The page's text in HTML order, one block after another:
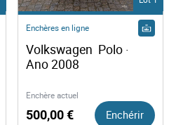
Enchères en ligne
Volkswagen  Polo ·
Ano 2008
Enchère actuel
500,00 € Enchérir